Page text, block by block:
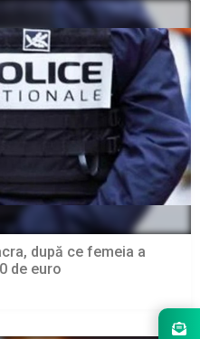
după ce femeia a
de euro